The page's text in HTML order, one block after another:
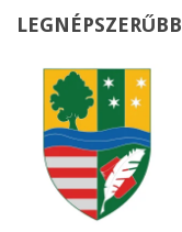
LEGNÉPSZERŰBB